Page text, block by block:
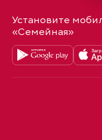
Установите
«Семейная»